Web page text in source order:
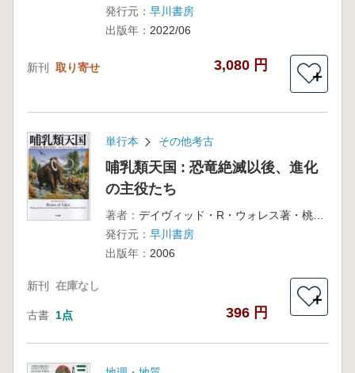
発行元： 早川書房
出版年： 2022/06
新刊 取り寄せ 3,080 円
＋
単行本 その他考古
哺乳類天国 : 恐竜絶滅以後、進化
の主役たち
著者：
デイヴィッド・R・ウォレス著・桃井緑美子, 小畠郁生訳
発行元： 早川書房
出版年： 2006
新刊 在庫なし
古書 1点 396 円
＋